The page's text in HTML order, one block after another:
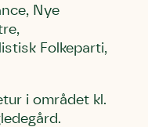
Nye
Folkeparti,
i området kl.
må gerne
støttemuligheder.
må gerne
støttemuligheder.
må gerne
støttemuligheder.